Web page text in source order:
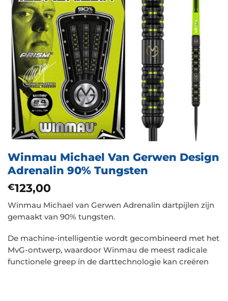
Winmau Michael Van Gerwen Design
Adrenalin 90% Tungsten
€123,00
Winmau Michael van Gerwen Adrenalin dartpijlen zijn
gemaakt van 90% tungsten.
De machine-intelligentie wordt gecombineerd met het
MvG-ontwerp, waardoor Winmau de meest radicale
functionele greep in de darttechnologie kan creëren